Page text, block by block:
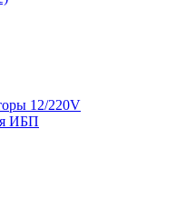
12/220V
ИБП